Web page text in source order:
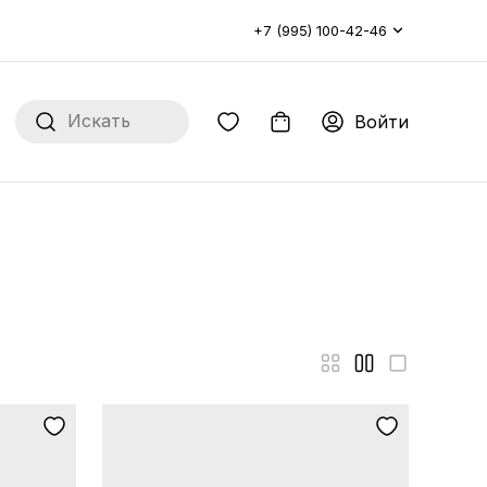
+7 (995) 100-42-46
Войти